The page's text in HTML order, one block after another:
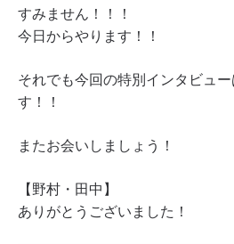
すみません！！！
今日からやります！！
それでも今回の特別インタビュ
す！！
またお会いしましょう！
【野村・田中】
ありがとうございました！